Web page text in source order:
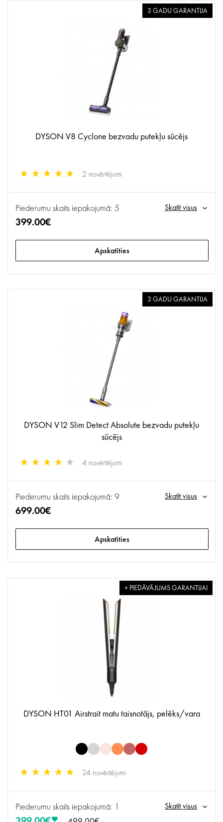
3 GADU GARANTIJA
DYSON V8 Cyclone bezvadu putekļu sūcējs
2 novērtējumi
Piederumu skaits iepakojumā: 5 Skatīt visus
399.00€
Apskatīties
3 GADU GARANTIJA
DYSON V12 Slim Detect Absolute bezvadu putekļu
sūcējs
4 novērtējumi
Piederumu skaits iepakojumā: 9 Skatīt visus
699.00€
Apskatīties
+ PIEDĀVĀJUMS GARANTIJAI
DYSON HT01 Airstrait matu taisnotājs, pelēks/vara
24 novērtējumi
Piederumu skaits iepakojumā: 1 Skatīt visus